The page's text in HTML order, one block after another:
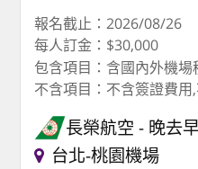
報名截止：2026/08/26
每人訂金：$30,000
包含項目：含國內外機場
不含項目：不含簽證費用
長榮航空
晚去
台北-桃園機場